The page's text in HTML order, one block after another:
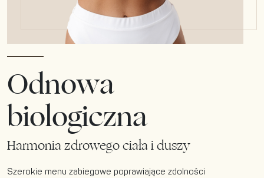
Odnowa
biologiczna
Harmonia zdrowego ciała i duszy
Szerokie menu zabiegowe poprawiające zdolności